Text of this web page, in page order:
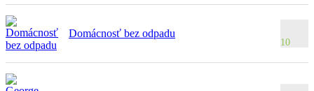
Domácnosť bez odpadu
10